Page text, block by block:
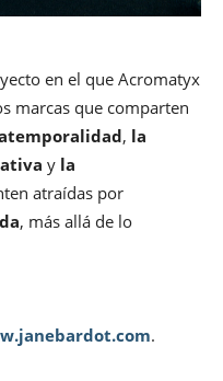
en el que Acromatyx
marcas que comparten
, la
y la
atraídas por
, más allá de lo
.